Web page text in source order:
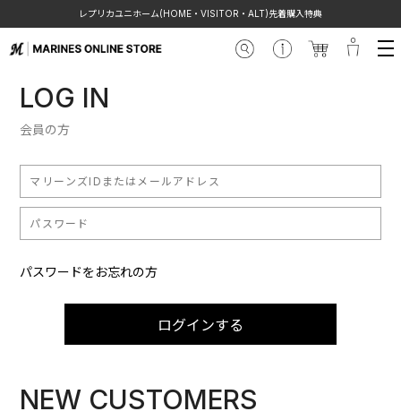
レプリカユニホーム(HOME・VISITOR・ALT)先着購入特典
LOG IN
会員の方
パスワードをお忘れの方
ログインする
NEW CUSTOMERS